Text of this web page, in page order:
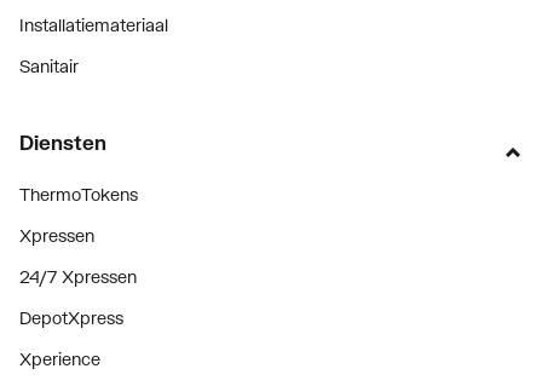
Installatiemateriaal
Sanitair
Diensten
ThermoTokens
Xpressen
24/7 Xpressen
DepotXpress
Xperience